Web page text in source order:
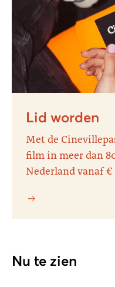
Lid worden
Met de
film in meer dan
Nederland vanaf €
Nu te zien